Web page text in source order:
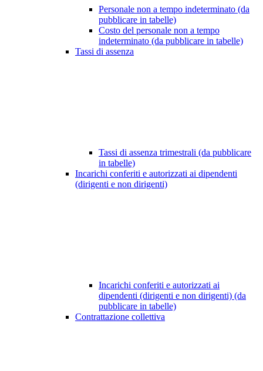
Personale non a tempo indeterminato (da
pubblicare in tabelle)
Costo del personale non a tempo
indeterminato (da pubblicare in tabelle)
Tassi di assenza
Tassi di assenza trimestrali (da pubblicare
in tabelle)
Incarichi conferiti e autorizzati ai dipendenti
(dirigenti e non dirigenti)
Incarichi conferiti e autorizzati ai
dipendenti (dirigenti e non dirigenti) (da
pubblicare in tabelle)
Contrattazione collettiva